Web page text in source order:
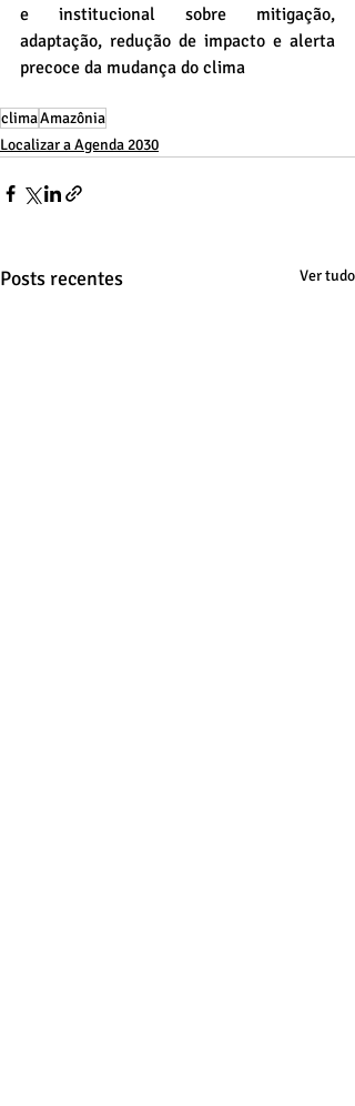
e institucional sobre mitigação,
adaptação, redução de impacto e alerta
precoce da mudança do clima
climaAmazônia
Localizar a Agenda 2030
Posts recentes Ver tudo